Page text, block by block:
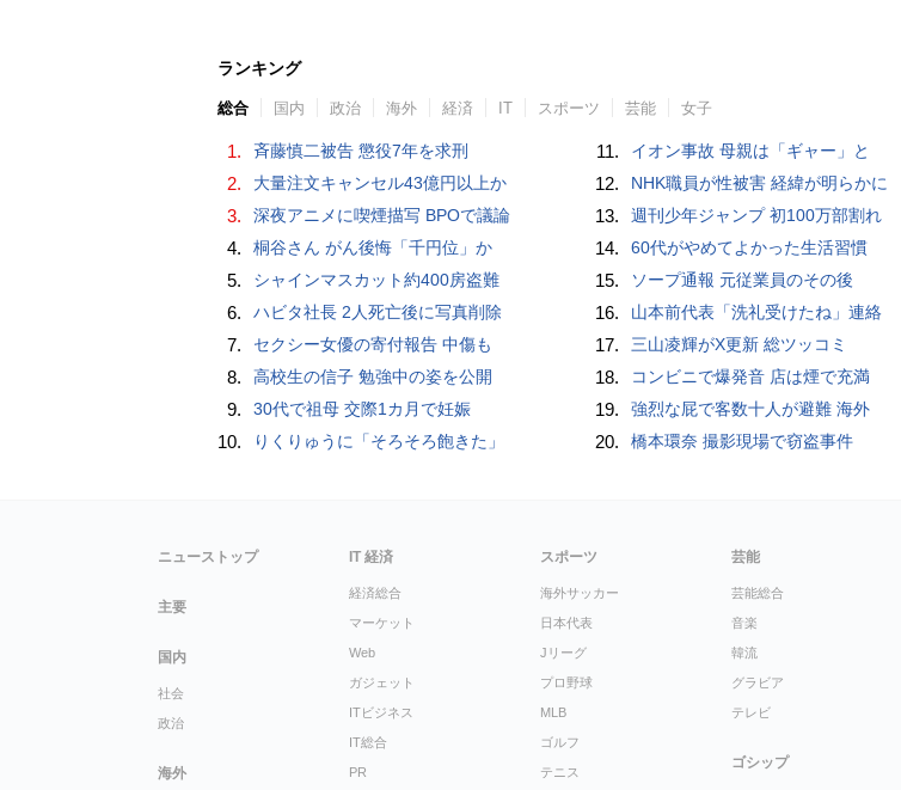
ランキング
総合 国内 政治 海外 経済 IT スポーツ 芸能 女子
1. 斉藤慎二被告 懲役7年を求刑
2. 大量注文キャンセル43億円以上か
3. 深夜アニメに喫煙描写 BPOで議論
4. 桐谷さん がん後悔「千円位」か
5. シャインマスカット約400房盗難
6. ハビタ社長 2人死亡後に写真削除
7. セクシー女優の寄付報告 中傷も
8. 高校生の信子 勉強中の姿を公開
9. 30代で祖母 交際1カ月で妊娠
10. りくりゅうに「そろそろ飽きた」
11. イオン事故 母親は「ギャー」と
12. NHK職員が性被害 経緯が明らかに
13. 週刊少年ジャンプ 初100万部割れ
14. 60代がやめてよかった生活習慣
15. ソープ通報 元従業員のその後
16. 山本前代表「洗礼受けたね」連絡
17. 三山凌輝がX更新 総ツッコミ
18. コンビニで爆発音 店は煙で充満
19. 強烈な屁で客数十人が避難 海外
20. 橋本環奈 撮影現場で窃盗事件
ニューストップ
主要
国内
社会
政治
海外
IT 経済
経済総合
マーケット
Web
ガジェット
ITビジネス
IT総合
PR
スポーツ
海外サッカー
日本代表
Jリーグ
プロ野球
MLB
ゴルフ
テニス
芸能
芸能総合
音楽
韓流
グラビア
テレビ
ゴシップ